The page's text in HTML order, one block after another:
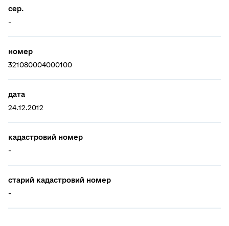
сер.
-
номер
321080004000100
дата
24.12.2012
кадастровий номер
-
старий кадастровий номер
-